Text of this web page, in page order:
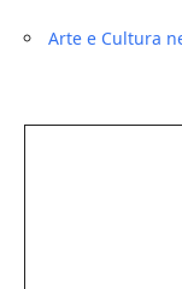
Arte e Cultura